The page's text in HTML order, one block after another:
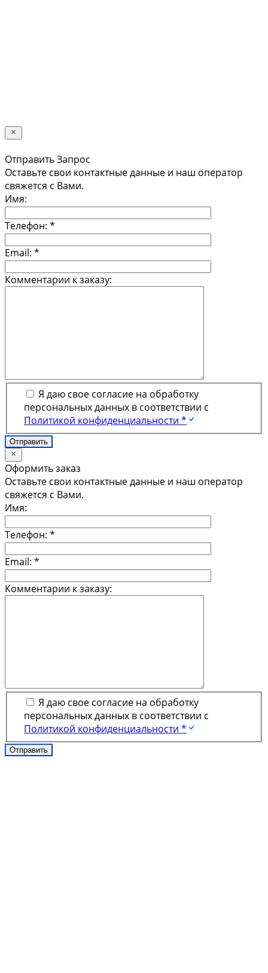
Отправить Запрос
Оставьте свои контактные данные и наш оператор
свяжется с Вами.
Имя:
Телефон: *
Email: *
Комментарии к заказу:
Я даю свое согласие на обработку
персональных данных в соответствии с
Политикой конфиденциальности *
Оформить заказ
Оставьте свои контактные данные и наш оператор
свяжется с Вами.
Имя:
Телефон: *
Email: *
Комментарии к заказу:
Я даю свое согласие на обработку
персональных данных в соответствии с
Политикой конфиденциальности *